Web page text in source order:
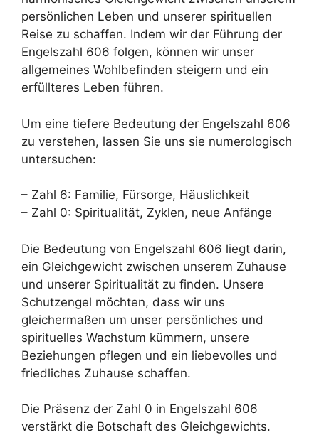
persönlichen Leben und unserer spirituellen
Reise zu schaffen. Indem wir der Führung der
Engelszahl 606 folgen, können wir unser
allgemeines Wohlbefinden steigern und ein
erfüllteres Leben führen.
Um eine tiefere Bedeutung der Engelszahl 606
zu verstehen, lassen Sie uns sie numerologisch
untersuchen:
– Zahl 6: Familie, Fürsorge, Häuslichkeit
– Zahl 0: Spiritualität, Zyklen, neue Anfänge
Die Bedeutung von Engelszahl 606 liegt darin,
ein Gleichgewicht zwischen unserem Zuhause
und unserer Spiritualität zu finden. Unsere
Schutzengel möchten, dass wir uns
gleichermaßen um unser persönliches und
spirituelles Wachstum kümmern, unsere
Beziehungen pflegen und ein liebevolles und
friedliches Zuhause schaffen.
Die Präsenz der Zahl 0 in Engelszahl 606
verstärkt die Botschaft des Gleichgewichts.